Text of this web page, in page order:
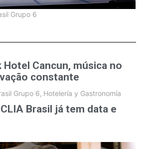
Grupo 6
Hotel Cancun, música no
constante
Grupo 6, Hotelería y Gastronomía
Brasil já tem data e